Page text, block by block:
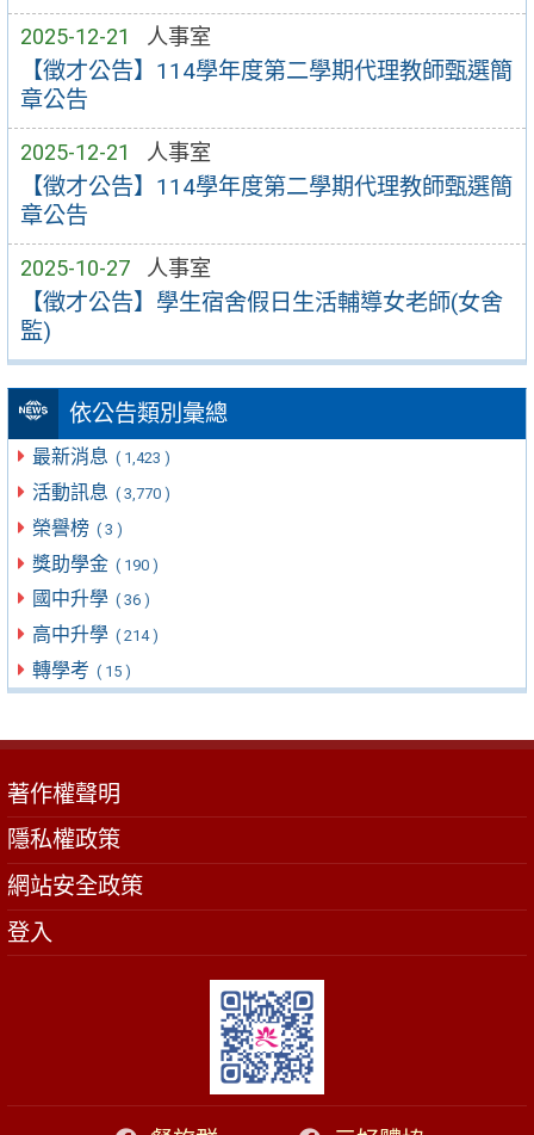
2025-12-21 人事室
【徵才公告】114學年度第二學期代理教師甄選簡
章公告
2025-12-21 人事室
【徵才公告】114學年度第二學期代理教師甄選簡
章公告
2025-10-27 人事室
【徵才公告】學生宿舍假日生活輔導女老師(女舍
監)
依公告類別彙總
最新消息 ( 1,423 )
活動訊息 ( 3,770 )
榮譽榜 ( 3 )
獎助學金 ( 190 )
國中升學 ( 36 )
高中升學 ( 214 )
轉學考 ( 15 )
著作權聲明
隱私權政策
網站安全政策
登入